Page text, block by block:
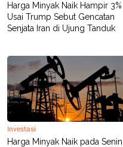
Harga Minyak Naik Hampir 3%
Usai Trump Sebut Gencatan
Senjata Iran di Ujung Tanduk
Investasi
Harga Minyak Naik pada Senin